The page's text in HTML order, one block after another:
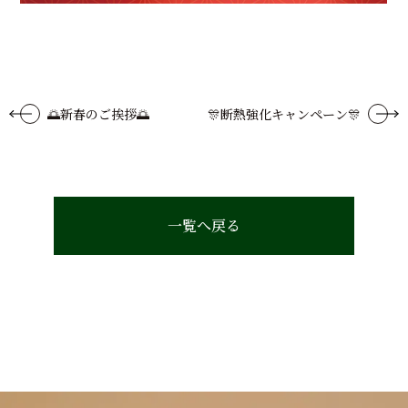
🌅新春のご挨拶🌅 🎊断熱強化キャンペーン🎊
一覧へ戻る